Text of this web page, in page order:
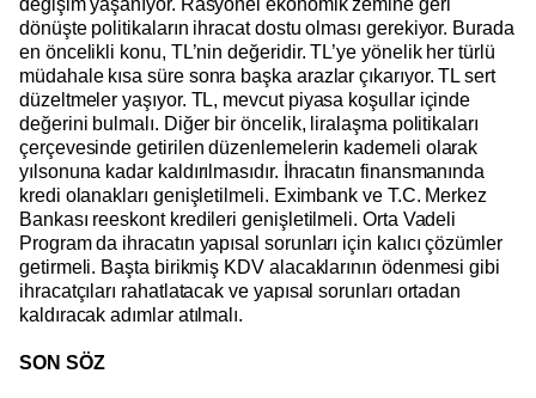
değişim yaşanıyor. Rasyonel ekonomik zemine geri
dönüşte politikaların ihracat dostu olması gerekiyor. Burada
en öncelikli konu, TL’nin değeridir. TL’ye yönelik her türlü
müdahale kısa süre sonra başka arazlar çıkarıyor. TL sert
düzeltmeler yaşıyor. TL, mevcut piyasa koşullar içinde
değerini bulmalı. Diğer bir öncelik, liralaşma politikaları
çerçevesinde getirilen düzenlemelerin kademeli olarak
yılsonuna kadar kaldırılmasıdır. İhracatın finansmanında
kredi olanakları genişletilmeli. Eximbank ve T.C. Merkez
Bankası reeskont kredileri genişletilmeli. Orta Vadeli
Program da ihracatın yapısal sorunları için kalıcı çözümler
getirmeli. Başta birikmiş KDV alacaklarının ödenmesi gibi
ihracatçıları rahatlatacak ve yapısal sorunları ortadan
kaldıracak adımlar atılmalı.
SON SÖZ